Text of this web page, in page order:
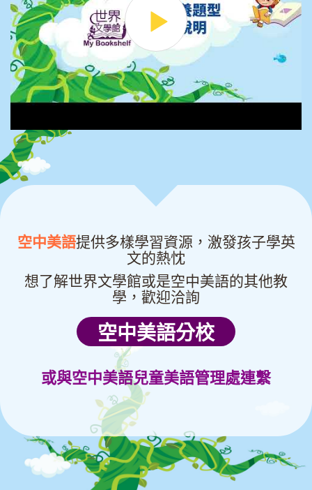
空中美語提供多樣學習資源，激發孩子學英
文的熱忱
想了解世界文學館或是空中美語的其他教
學， 歡迎洽詢
空中美語分校
或與空中美語兒童美語管理處連繫